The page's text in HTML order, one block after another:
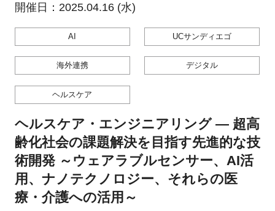
特別会員専用メニュー
お問い合わせ
マイページ
新規登録
開催日：2025.04.16 (水)
AI UCサンディエゴ
海外連携 デジタル
ヘルスケア
ヘルスケア・エンジニアリング ― 超高
齢化社会の課題解決を目指す先進的な技
術開発 ～ウェアラブルセンサー、AI活
用、ナノテクノロジー、それらの医
療・介護への活用～